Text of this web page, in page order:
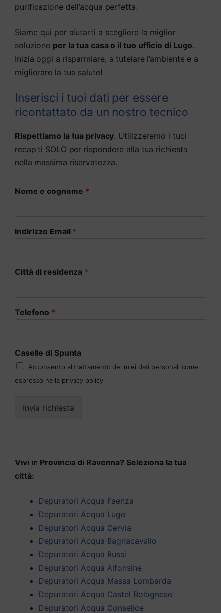
purificazione dell’acqua perfetta.
Siamo qui per aiutarti a scegliere la miglior
soluzione per la tua casa o il tuo ufficio di Lugo.
Inizia oggi a risparmiare, a tutelare l’ambiente e a
migliorare la tua salute!
Inserisci i tuoi dati per essere
ricontattato da un nostro tecnico
Rispettiamo la tua privacy. Utilizzeremo i tuoi
recapiti SOLO per rispondere alla tua richiesta
nella massima riservatezza.
Nome e cognome *
Indirizzo Email *
Città di residenza *
Telefono *
Caselle di Spunta
Acconsento al trattamento dei miei dati personali come
espresso nella privacy policy
Invia richiesta
Vivi in Provincia di Ravenna? Seleziona la tua
città:
Depuratori Acqua Faenza
Depuratori Acqua Lugo
Depuratori Acqua Cervia
Depuratori Acqua Bagnacavallo
Depuratori Acqua Russi
Depuratori Acqua Alfonsine
Depuratori Acqua Massa Lombarda
Depuratori Acqua Castel Bolognese
Depuratori Acqua Conselice